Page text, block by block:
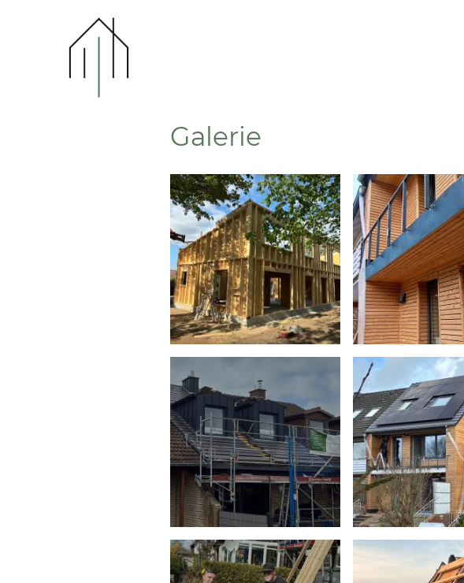
Galerie